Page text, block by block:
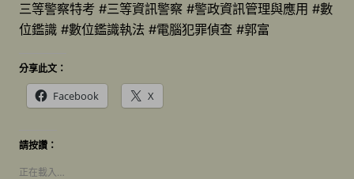
三等警察特考 #三等資訊警察 #警政資訊管理與應用 #數
位鑑識 #數位鑑識執法 #電腦犯罪偵查 #郭富
分享此文：
Facebook X
請按讚：
正在載入…